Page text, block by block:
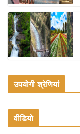
उपयोगी श्रेणियां
वीडियो